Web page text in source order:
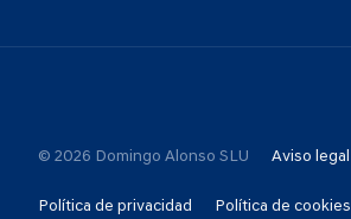
© 2026 Domingo Alonso SLU Aviso legal
Política de privacidad Política de cookies